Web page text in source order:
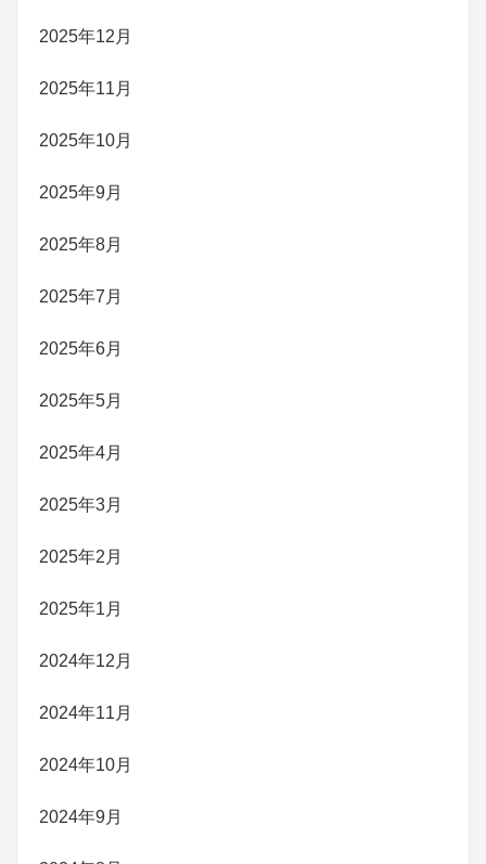
2025年12月
2025年11月
2025年10月
2025年9月
2025年8月
2025年7月
2025年6月
2025年5月
2025年4月
2025年3月
2025年2月
2025年1月
2024年12月
2024年11月
2024年10月
2024年9月